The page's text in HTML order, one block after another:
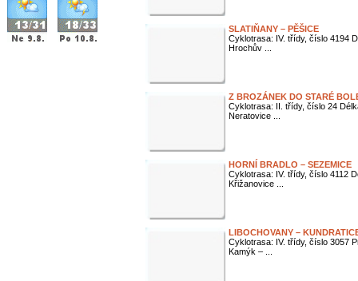
SLATIŇANY – PĚŠICE
Cyklotrasa: IV. třídy, číslo 4194
Hrochův ...
Z BROZÁNEK DO STARÉ
Cyklotrasa: II. třídy, číslo 24
Neratovice ...
HORNÍ BRADLO – SEZEMICE
Cyklotrasa: IV. třídy, číslo 4112
Křižanovice ...
LIBOCHOVANY –
Cyklotrasa: IV. třídy, číslo 3057
Kamýk – ...